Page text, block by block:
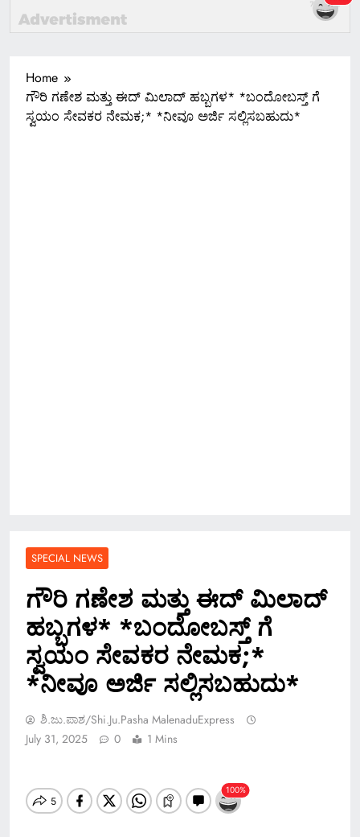
Home
ಗೌರಿ ಗಣೇಶ ಮತ್ತು ಈದ್ ಮಿಲಾದ್ ಹಬ್ಬಗಳ* *ಬಂದೋಬಸ್ತ್ ಗೆ
ಸ್ವಯಂ ಸೇವಕರ ನೇಮಕ;* *ನೀವೂ ಅರ್ಜಿ ಸಲ್ಲಿಸಬಹುದು*
SPECIAL NEWS
ಗೌರಿ ಗಣೇಶ ಮತ್ತು ಈದ್ ಮಿಲಾದ್
ಹಬ್ಬಗಳ* *ಬಂದೋಬಸ್ತ್ ಗೆ
ಸ್ವಯಂ ಸೇವಕರ ನೇಮಕ;*
*ನೀವೂ ಅರ್ಜಿ ಸಲ್ಲಿಸಬಹುದು*
ಶಿ.ಜು.ಪಾಶ/Shi.ju.pasha MalenaduExpress
July 31, 2025
0 1 Mins